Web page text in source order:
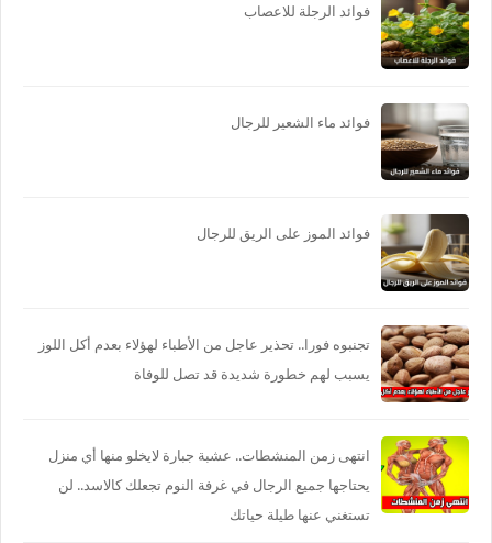
فوائد الرجلة للاعصاب
فوائد ماء الشعير للرجال
فوائد الموز على الريق للرجال
تجنبوه فورا.. تحذير عاجل من الأطباء لهؤلاء بعدم أكل اللوز
يسبب لهم خطورة شديدة قد تصل للوفاة
انتهى زمن المنشطات.. عشبة جبارة لايخلو منها أي منزل
يحتاجها جميع الرجال في غرفة النوم تجعلك كالاسد.. لن
تستغني عنها طيلة حياتك